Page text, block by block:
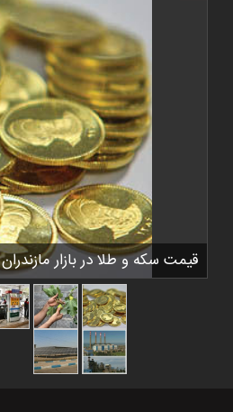
قیمت سکه و طلا در بازار مازندران